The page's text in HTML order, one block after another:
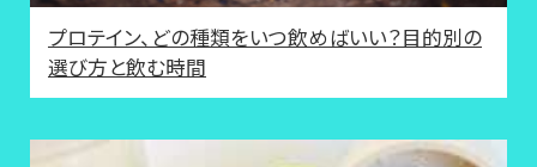
プロテイン、どの種類をいつ飲めばいい？目的別の
選び方と飲む時間